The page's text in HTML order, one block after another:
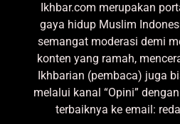
Ikhbar.com merupakan
gaya hidup Muslim
semangat moderasi demi
konten yang ramah,
Ikhbarian (pembaca) juga
melalui kanal “Opini”
terbaiknya ke email: